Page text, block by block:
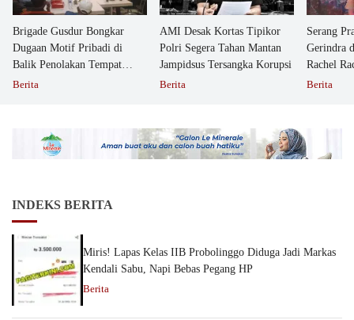
Brigade Gusdur Bongkar
Dugaan Motif Pribadi di
Balik Penolakan Tempat
Ibadah GKJW Bangil
Berita
AMI Desak Kortas Tipikor
Polri Segera Tahan Mantan
Jampidsus Tersangka Korupsi
Berita
Serang
Gerindra
Rachel
Berita
INDEKS BERITA
Miris! Lapas Kelas IIB Probolinggo Diduga Jadi Markas
Kendali Sabu, Napi Bebas Pegang HP
Berita